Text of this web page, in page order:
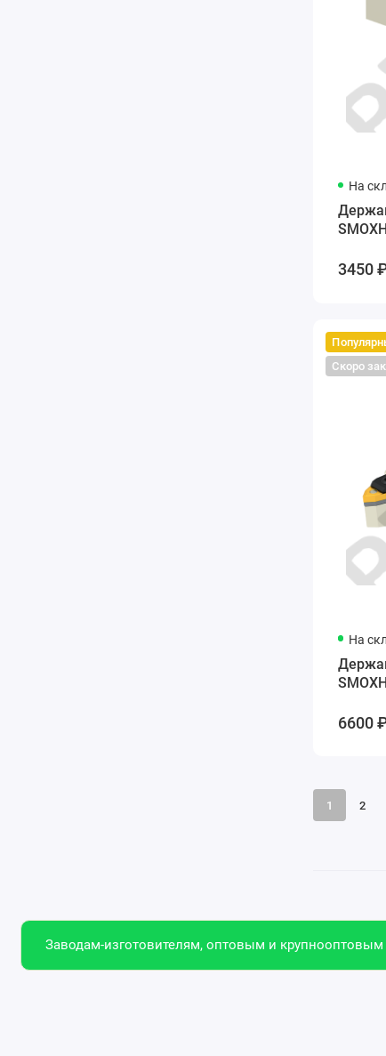
На
SMOXH
3450
Скоро
На
6600
1 2
Заводам-изготовителям, оптовым и